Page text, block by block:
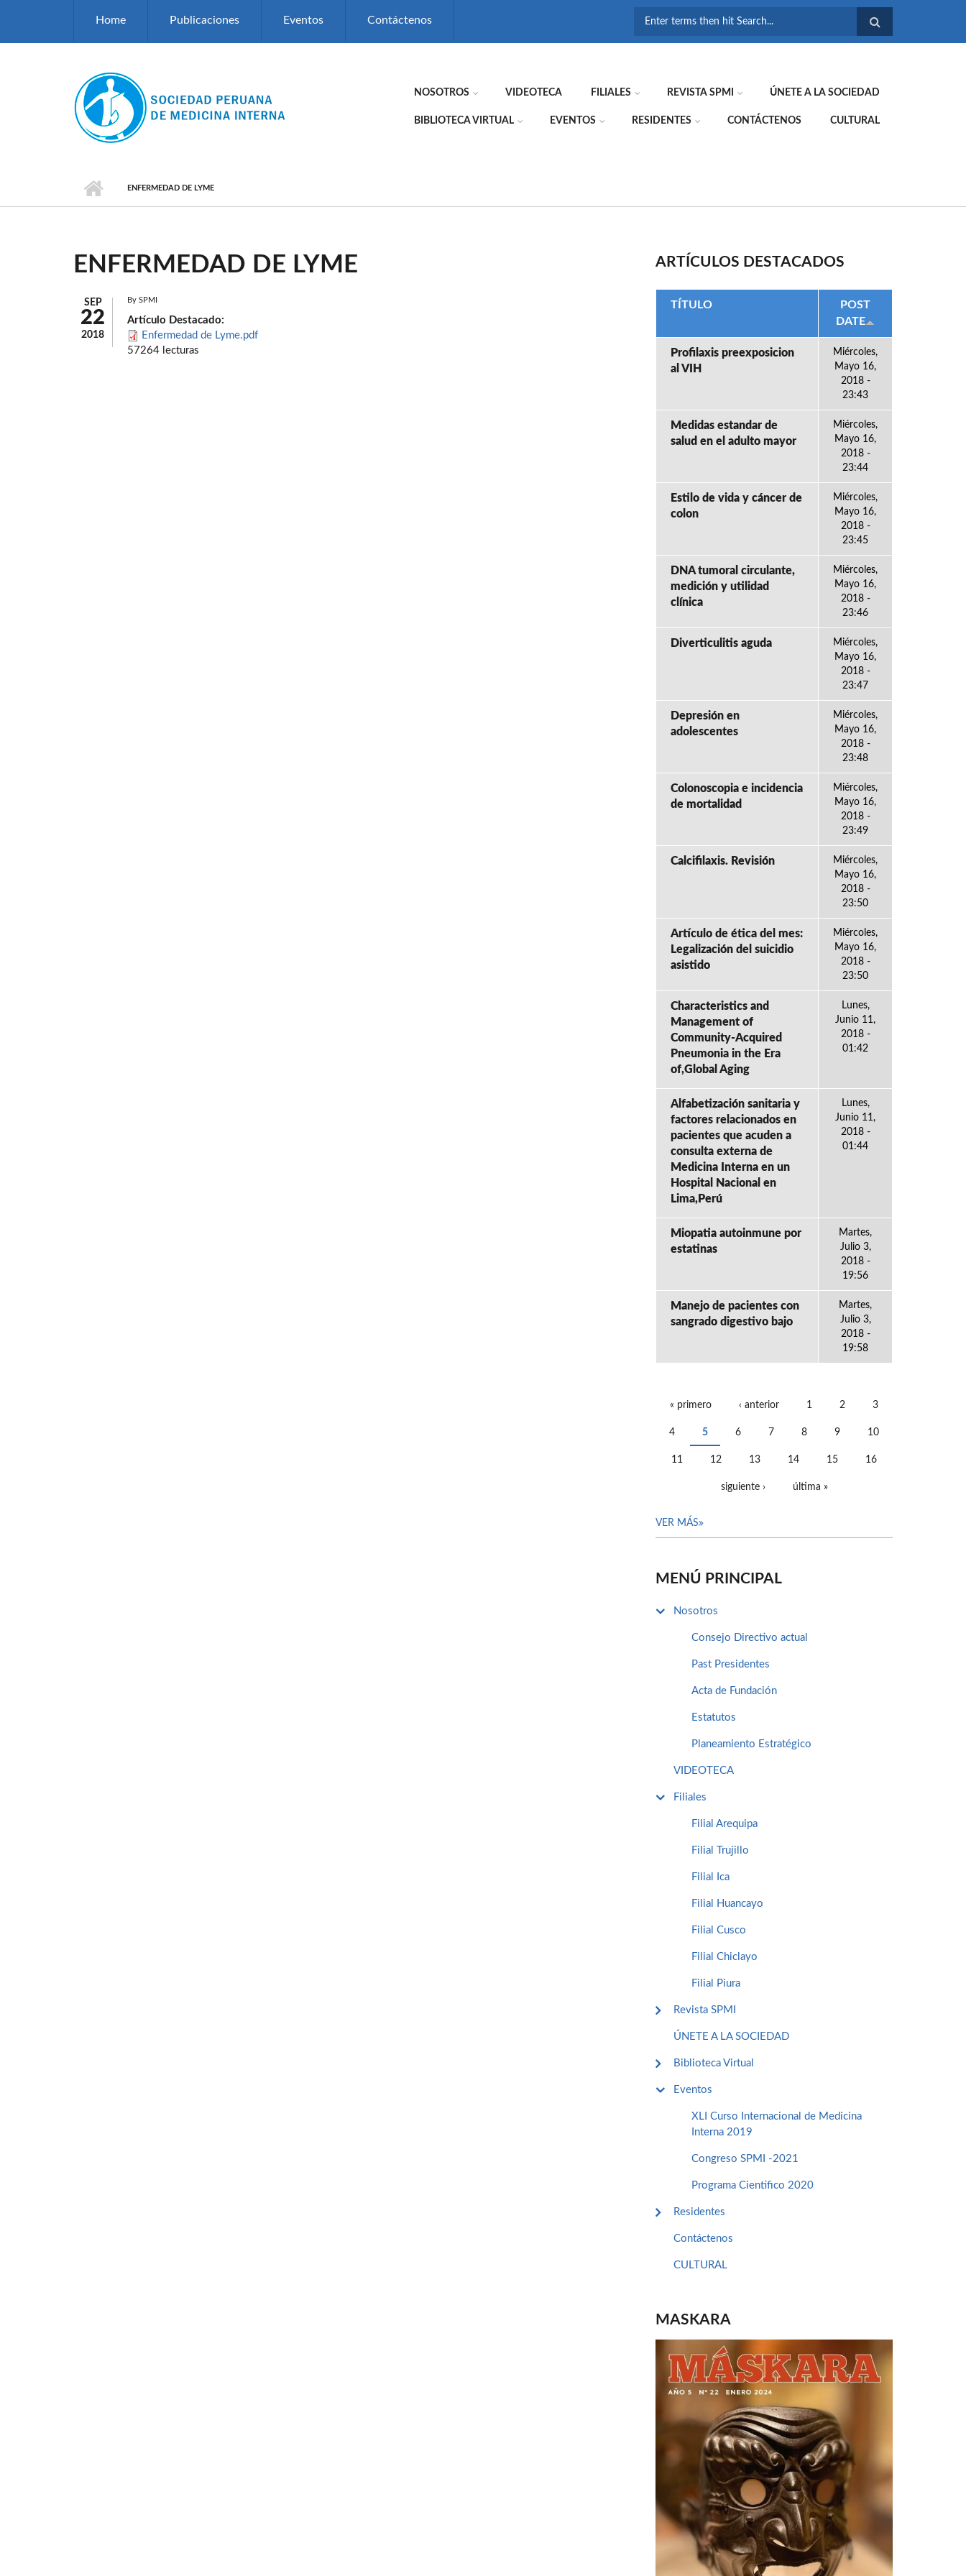
Home Publicaciones Eventos Contáctenos
NOSOTROS VIDEOTECA FILIALES REVISTA SPMI ÚNETE A LA SOCIEDAD
BIBLIOTECA VIRTUAL EVENTOS RESIDENTES CONTÁCTENOS CULTURAL
ENFERMEDAD DE LYME
ENFERMEDAD DE LYME
SEP
22
2018
By SPMI
Artículo Destacado:
Enfermedad de Lyme.pdf
57264 lecturas
ARTÍCULOS DESTACADOS
TÍTULO
POST
DATE
Profilaxis preexposicion
al VIH
Miércoles,
Mayo 16,
2018 -
23:43
Medidas estandar de
salud en el adulto mayor
Miércoles,
Mayo 16,
2018 -
23:44
Estilo de vida y cáncer de
colon
Miércoles,
Mayo 16,
2018 -
23:45
DNA tumoral circulante,
medición y utilidad
clínica
Miércoles,
Mayo 16,
2018 -
23:46
Diverticulitis aguda
Miércoles,
Mayo 16,
2018 -
23:47
Depresión en
adolescentes
Miércoles,
Mayo 16,
2018 -
23:48
Colonoscopia e incidencia
de mortalidad
Miércoles,
Mayo 16,
2018 -
23:49
Calcifilaxis. Revisión
Miércoles,
Mayo 16,
2018 -
23:50
Artículo de ética del mes:
Legalización del suicidio
asistido
Miércoles,
Mayo 16,
2018 -
23:50
Characteristics and
Management of
Community-Acquired
Pneumonia in the Era
of,Global Aging
Lunes,
Junio 11,
2018 -
01:42
Alfabetización sanitaria y
factores relacionados en
pacientes que acuden a
consulta externa de
Medicina Interna en un
Hospital Nacional en
Lima,Perú
Lunes,
Junio 11,
2018 -
01:44
Miopatia autoinmune por
estatinas
Martes,
Julio 3,
2018 -
19:56
Manejo de pacientes con
sangrado digestivo bajo
Martes,
Julio 3,
2018 -
19:58
« primero ‹ anterior 1 2 3
4 5 6 7 8 9 10
11 12 13 14 15 16
siguiente › última »
VER MÁS
MENÚ PRINCIPAL
Nosotros
Consejo Directivo actual
Past Presidentes
Acta de Fundación
Estatutos
Planeamiento Estratégico
VIDEOTECA
Filiales
Filial Arequipa
Filial Trujillo
Filial Ica
Filial Huancayo
Filial Cusco
Filial Chiclayo
Filial Piura
Revista SPMI
ÚNETE A LA SOCIEDAD
Biblioteca Virtual
Eventos
XLI Curso Internacional de Medicina
Interna 2019
Congreso SPMI -2021
Programa Cientifico 2020
Residentes
Contáctenos
CULTURAL
MASKARA